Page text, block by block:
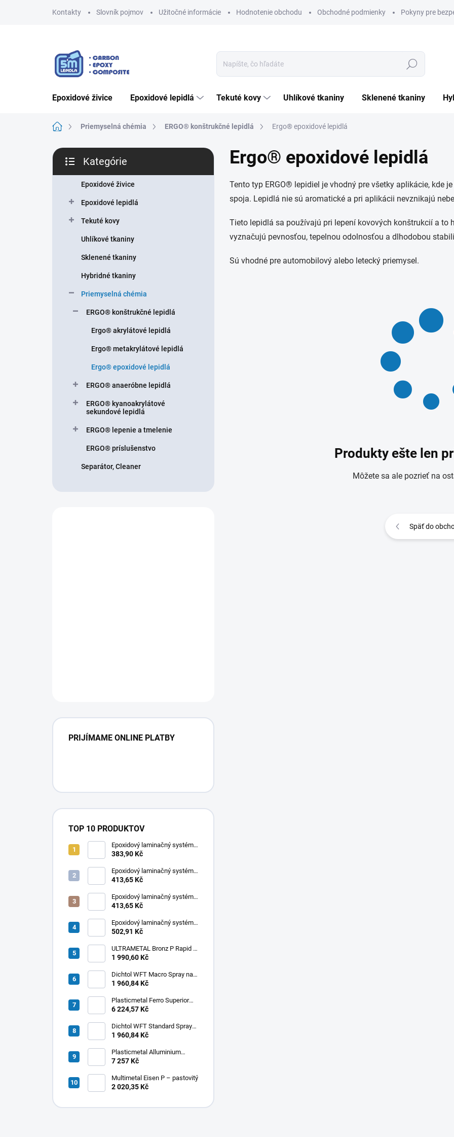
Kontakty Slovník pojmov Užitočné informácie Hodnotenie obchodu Obchodné podmienky Pokyny pre
Hľadať
epoxidové živice epoxidové lepidlá tekuté kovy uhlíkové tkaniny sklenené tkaniny
DomovPriemyselná chémia ERGO® konštrukčné lepidlá Ergo® epoxidové lepidlá
B
č
kategórie
Kategórie
Epoxidové živice
Epoxidové lepidlá
Tekuté kovy
Uhlíkové tkaniny
Sklenené tkaniny
Hybridné tkaniny
Priemyselná chémia
ERGO® konštrukčné lepidlá
Ergo® akrylátové lepidlá
Ergo® metakrylátové lepidlá
Ergo® epoxidové lepidlá
ERGO® anaeróbne lepidlá
ERGO® kyanoakrylátové
sekundové lepidlá
ERGO® lepenie a tmelenie
ERGO® príslušenstvo
Separátor, Cleaner
PRIJÍMAME ONLINE PLATBY
TOP 10 PRODUKTOV
Epoxidový laminačný systém
LETOXIT® PR102 + EM420
383,90 Kč
Epoxidový laminačný systém
LETOXIT® PR220 + EM315
413,65 Kč
Epoxidový laminačný systém
LETOXIT® PR102 + EM263
413,65 Kč
Epoxidový laminačný systém
LETOXIT® PR220 + EM316
502,91 Kč
ULTRAMETAL Bronz P Rapid -
pastovitý
1 990,60 Kč
Dichtol WFT Macro Spray na
odstránenie porozity
1 960,84 Kč
Plasticmetal Ferro Superior
hell Pulver - liatina
6 224,57 Kč
Dichtol WFT Standard Spray
na odstránenie porezity
1 960,84 Kč
Plasticmetal Alluminium
Superior Pulver - hliník
7 257 Kč
Multimetal Eisen P – pastovitý
2 020,35 Kč
Ergo® epoxidové lepidlá
Tento typ ERGO® lepidiel je vhodný pre všetky aplikácie, kde
spoja. Lepidlá nie sú aromatické a pri aplikácii nevznikajú
Tieto lepidlá sa používajú pri lepení kovových konštrukcií a to
vyznačujú pevnosťou, tepelnou odolnosťou a dlhodobou
Sú vhodné pre automobilový alebo letecký priemysel.
Produkty ešte len
Môžete sa ale pozrieť na
Späť do